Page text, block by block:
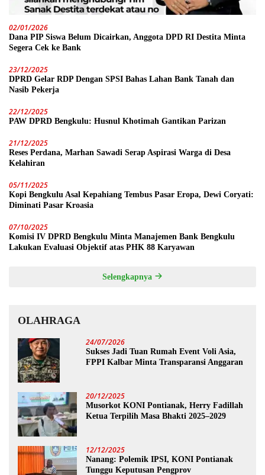
02/01/2026
Dana PIP Siswa Belum Dicairkan, Anggota DPD RI Destita Minta
Segera Cek ke Bank
23/12/2025
DPRD Gelar RDP Dengan SPSI Bahas Lahan Bank Tanah dan
Nasib Pekerja
22/12/2025
PAW DPRD Bengkulu: Husnul Khotimah Gantikan Parizan
21/12/2025
Reses Perdana, Marhan Sawadi Serap Aspirasi Warga di Desa
Kelahiran
05/11/2025
Kopi Bengkulu Asal Kepahiang Tembus Pasar Eropa, Dewi Coryati:
Diminati Pasar Kroasia
07/10/2025
Komisi IV DPRD Bengkulu Minta Manajemen Bank Bengkulu
Lakukan Evaluasi Objektif atas PHK 88 Karyawan
Selengkapnya
OLAHRAGA
24/07/2026
Sukses Jadi Tuan Rumah Event Voli Asia,
FPPI Kalbar Minta Transparansi Anggaran
20/12/2025
Musorkot KONI Pontianak, Herry Fadillah
Ketua Terpilih Masa Bhakti 2025–2029
12/12/2025
Nanang: Polemik IPSI, KONI Pontianak
Tunggu Keputusan Pengprov